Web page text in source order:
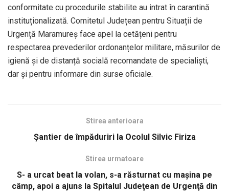
conformitate cu procedurile stabilite au intrat în carantină
instituționalizată. Comitetul Județean pentru Situații de
Urgență Maramureș face apel la cetățeni pentru
respectarea prevederilor ordonanțelor militare, măsurilor de
igienă și de distanță socială recomandate de specialiști,
dar și pentru informare din surse oficiale.
Stirea anterioara
Șantier de împăduriri la Ocolul Silvic Firiza
Stirea urmatoare
S- a urcat beat la volan, s-a răsturnat cu maşina pe
câmp, apoi a ajuns la Spitalul Judeţean de Urgenţă din